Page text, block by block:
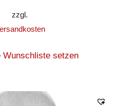
zzgl.
Wunschliste setzen